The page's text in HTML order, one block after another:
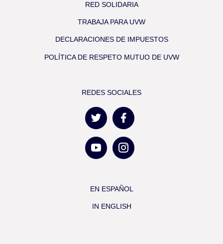
RED SOLIDARIA
TRABAJA PARA UVW
DECLARACIONES DE IMPUESTOS
POLÍTICA DE RESPETO MUTUO DE UVW
REDES SOCIALES
EN ESPAÑOL
IN ENGLISH